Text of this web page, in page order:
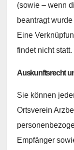
(sowie – wenn
beantragt
Eine
findet nicht statt.
Auskunftsrecht
Sie können
Ortsverein
Empfänger